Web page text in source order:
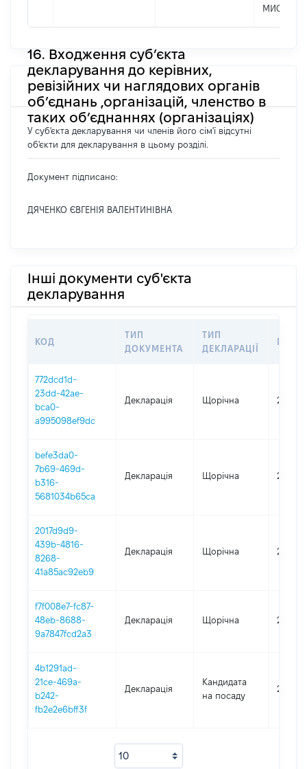
МИСТЕЦТВ
16. Входження суб’єкта
декларування до керівних,
ревізійних чи наглядових органів
об’єднань ,організацій, членство в
таких об’єднаннях (організаціях)
У суб'єкта декларування чи членів його сім'ї відсутні
об'єкти для декларування в цьому розділі.
Документ підписано:
ДЯЧЕНКО ЄВГЕНІЯ ВАЛЕНТИНІВНА
Інші документи суб'єкта
декларування
КОД
ТИП
ДОКУМЕНТА
ТИП
ДЕКЛАРАЦІЇ
772dcd1d-
23dd-42ae-
bca0-
a995098ef9dc
Декларація Щорічна 2025
befe3da0-
7b69-469d-
b316-
5681034b65ca
Декларація Щорічна 2024
2017d9d9-
439b-4816-
8268-
41a85ac92eb9
Декларація Щорічна 2023
f7f008e7-fc87-
48eb-8688-
9a7847fcd2a3
Декларація Щорічна 2022
4b1291ad-
21ce-469a-
b242-
fb2e2e6bff3f
Декларація
Кандидата
на посаду
2021